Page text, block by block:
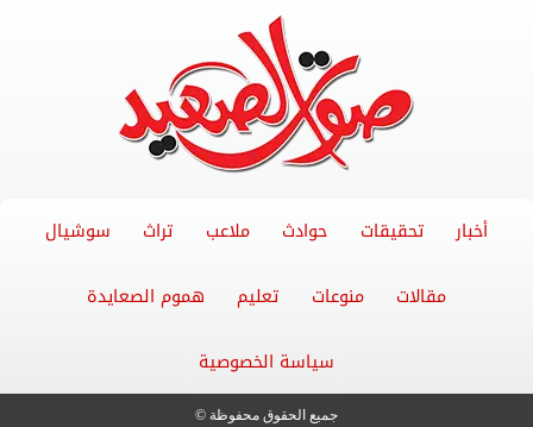
أخبار تحقيقات حوادث ملاعب تراث سوشيال
مقالات منوعات تعليم هموم الصعايدة
سياسة الخصوصية
جميع الحقوق محفوظة ©